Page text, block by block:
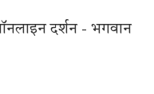
दर्शन - भगवान